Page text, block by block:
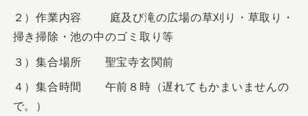
２）作業内容 庭及び滝の広場の草刈り・草取り・
掃き掃除・池の中のゴミ取り等
３）集合場所 聖宝寺玄関前
４）集合時間 午前８時（遅れてもかまいませんの
で。）